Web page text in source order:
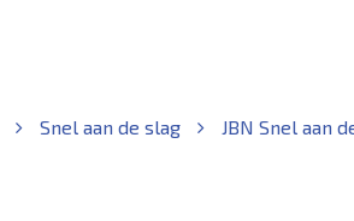
Snel aan de slag JBN Snel aan